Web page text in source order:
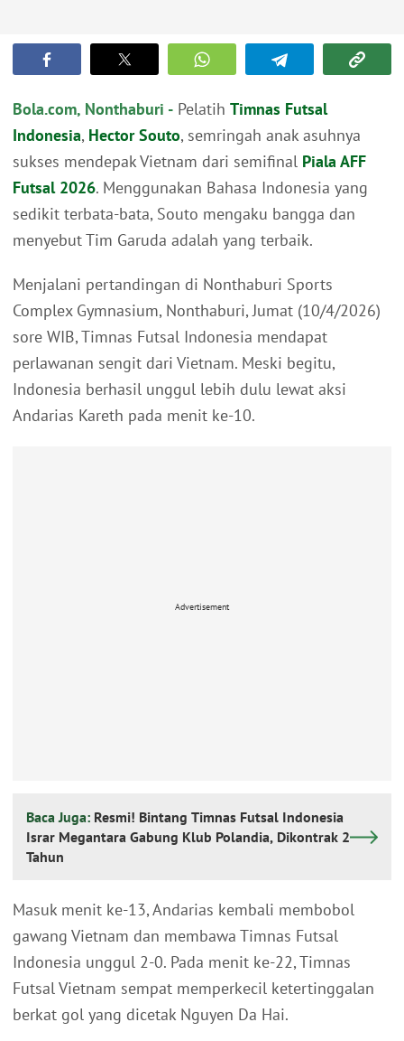
Bola.com, Nonthaburi - Pelatih Timnas Futsal
Indonesia, Hector Souto, semringah anak asuhnya
sukses mendepak Vietnam dari semifinal Piala AFF
Futsal 2026. Menggunakan Bahasa Indonesia yang
sedikit terbata-bata, Souto mengaku bangga dan
menyebut Tim Garuda adalah yang terbaik.
Menjalani pertandingan di Nonthaburi Sports
Complex Gymnasium, Nonthaburi, Jumat (10/4/2026)
sore WIB, Timnas Futsal Indonesia mendapat
perlawanan sengit dari Vietnam. Meski begitu,
Indonesia berhasil unggul lebih dulu lewat aksi
Andarias Kareth pada menit ke-10.
Advertisement
Baca Juga: Resmi! Bintang Timnas Futsal Indonesia
Israr Megantara Gabung Klub Polandia, Dikontrak 2
Tahun
Masuk menit ke-13, Andarias kembali membobol
gawang Vietnam dan membawa Timnas Futsal
Indonesia unggul 2-0. Pada menit ke-22, Timnas
Futsal Vietnam sempat memperkecil ketertinggalan
berkat gol yang dicetak Nguyen Da Hai.